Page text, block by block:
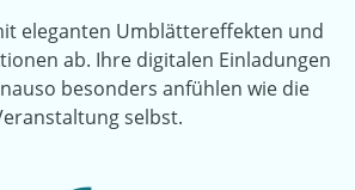
eleganten Umblättereffekten und
ab. Ihre digitalen Einladungen
besonders anfühlen wie die
selbst.